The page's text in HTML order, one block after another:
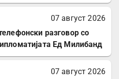
07 август 2026
разговор со
Ед Милибанд
07 август 2026